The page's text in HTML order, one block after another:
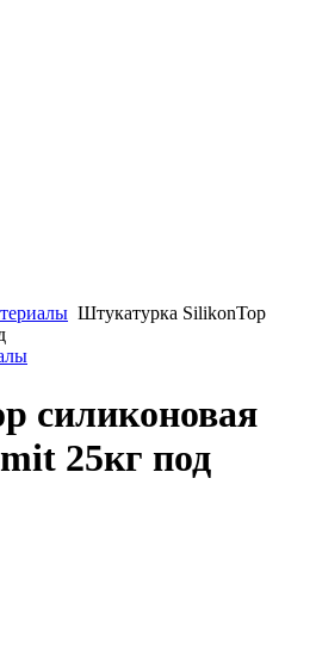
Штукатурка SilikonTop
силиконовая
25кг под